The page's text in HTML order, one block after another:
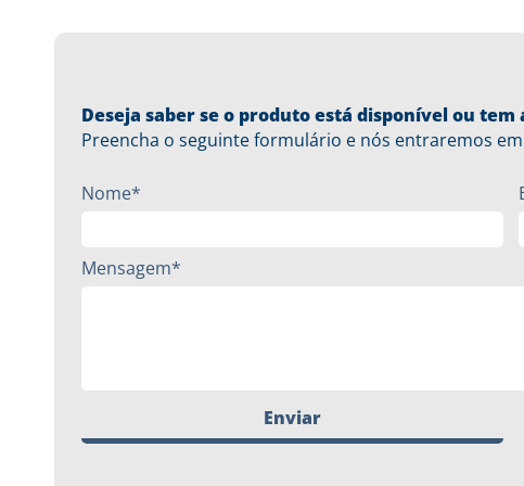
Deseja saber se o produto está disponível ou
Preencha o seguinte formulário e nós entraremos
Nome*
Mensagem*
Enviar